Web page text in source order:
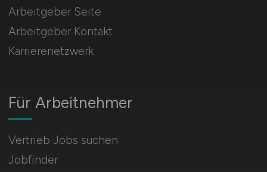
Für Arbeitnehmer
Vertrieb Jobs suchen
Jobfinder
Arbeitgeber Seite
Arbeitgeber Kontakt
Karrierenetzwerk